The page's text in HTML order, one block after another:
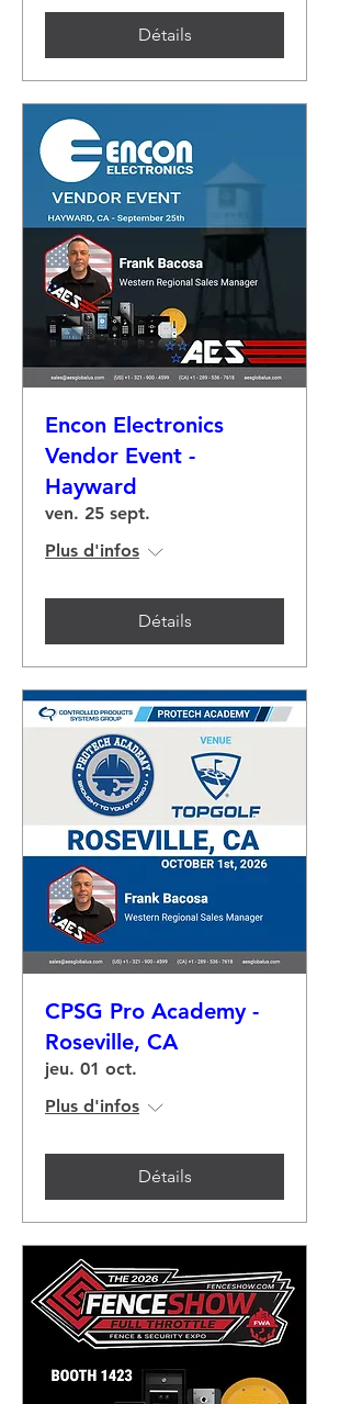
Détails
Encon Electronics
Vendor Event -
Hayward
ven. 25 sept.
Plus d'infos
Détails
CPSG Pro Academy -
Roseville, CA
jeu. 01 oct.
Plus d'infos
Détails